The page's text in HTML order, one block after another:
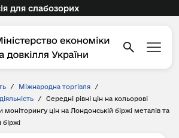
для слабозорих
/ Міжнародна торгівля
/
/
Середні рівні цін на кольорові
цін на Лондонській біржі металів та
біржі